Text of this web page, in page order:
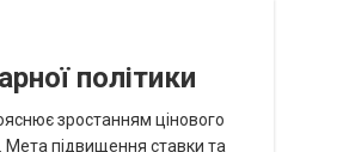
політики
зростанням цінового
Мета підвищення ставки та